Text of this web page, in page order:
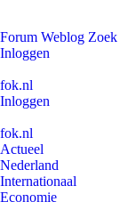
Forum Weblog Zoek
Inloggen
fok.nl
Inloggen
fok.nl
Actueel
Nederland
Internationaal
Economie